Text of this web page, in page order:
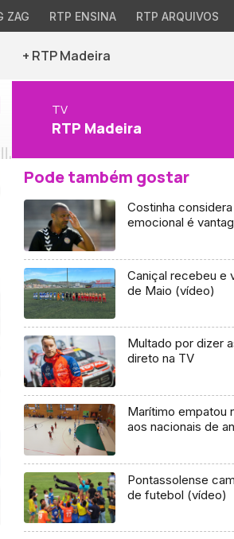
ZAG RTP ENSINA RTP ARQUIVOS
+ RTP Madeira
TV
RTP Madeira
Pode também gostar
Costinha
emocional é
Caniçal recebeu e
de Maio (vídeo)
Multado por dizer
direto na TV
Marítimo empatou
aos nacionais de
Pontassolense
de futebol (vídeo)